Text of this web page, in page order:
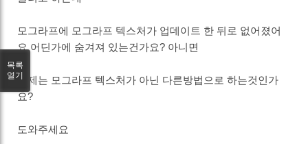
모그라프에 모그라프 텍스처가 업데이트 한 뒤로 없어졌어
요 어딘가에 숨겨져 있는건가요? 아니면
이제는 모그라프 텍스처가 아닌 다른방법으로 하는것인가
요?
도와주세요
목록
열기